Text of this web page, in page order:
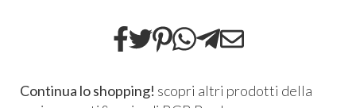
Continua lo shopping! scopri altri prodotti della